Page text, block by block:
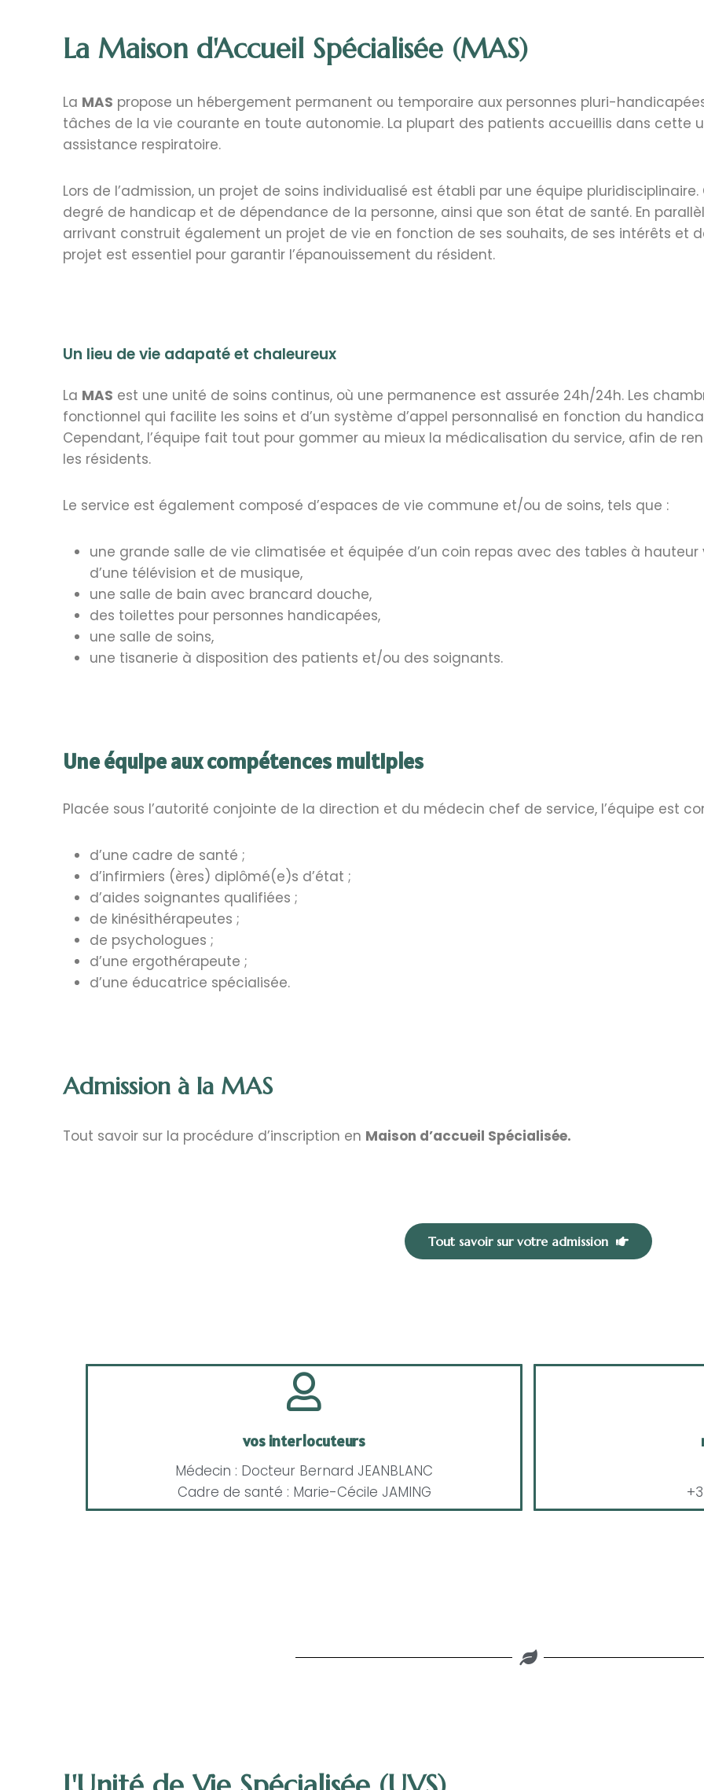
La Maison d'Accueil Spécialisée (MAS)
La MAS propose un hébergement permanent ou temporaire aux personnes pluri-
tâches de la vie courante en toute autonomie. La plupart des patients accueillis dans cette
assistance respiratoire.
Lors de l’admission, un projet de soins individualisé est établi par une équipe
degré de handicap et de dépendance de la personne, ainsi que son état de santé. En
arrivant construit également un projet de vie en fonction de ses souhaits, de ses intérêts et
projet est essentiel pour garantir l’épanouissement du résident.
Un lieu de vie adapaté et chaleureux
La MAS est une unité de soins continus, où une permanence est assurée 24h/24h. Les
fonctionnel qui facilite les soins et d’un système d’appel personnalisé en fonction du
Cependant, l’équipe fait tout pour gommer au mieux la médicalisation du service, afin de
les résidents.
Le service est également composé d’espaces de vie commune et/ou de soins, tels que :
une grande salle de vie climatisée et équipée d’un coin repas avec des tables à
d’une télévision et de musique,
une salle de bain avec brancard douche,
des toilettes pour personnes handicapées,
une salle de soins,
une tisanerie à disposition des patients et/ou des soignants.
Une équipe aux compétences multiples
Placée sous l’autorité conjointe de la direction et du médecin chef de service, l’équipe est
d’une cadre de santé ;
d’infirmiers (ères) diplômé(e)s d’état ;
d’aides soignantes qualifiées ;
de kinésithérapeutes ;
de psychologues ;
d’une ergothérapeute ;
d’une éducatrice spécialisée.
Admission à la MAS
Tout savoir sur la procédure d’inscription en Maison d’accueil Spécialisée.
Tout savoir sur votre admission
vos interlocuteurs
Médecin : Docteur Bernard JEANBLANC
Cadre de santé : Marie-Cécile JAMING